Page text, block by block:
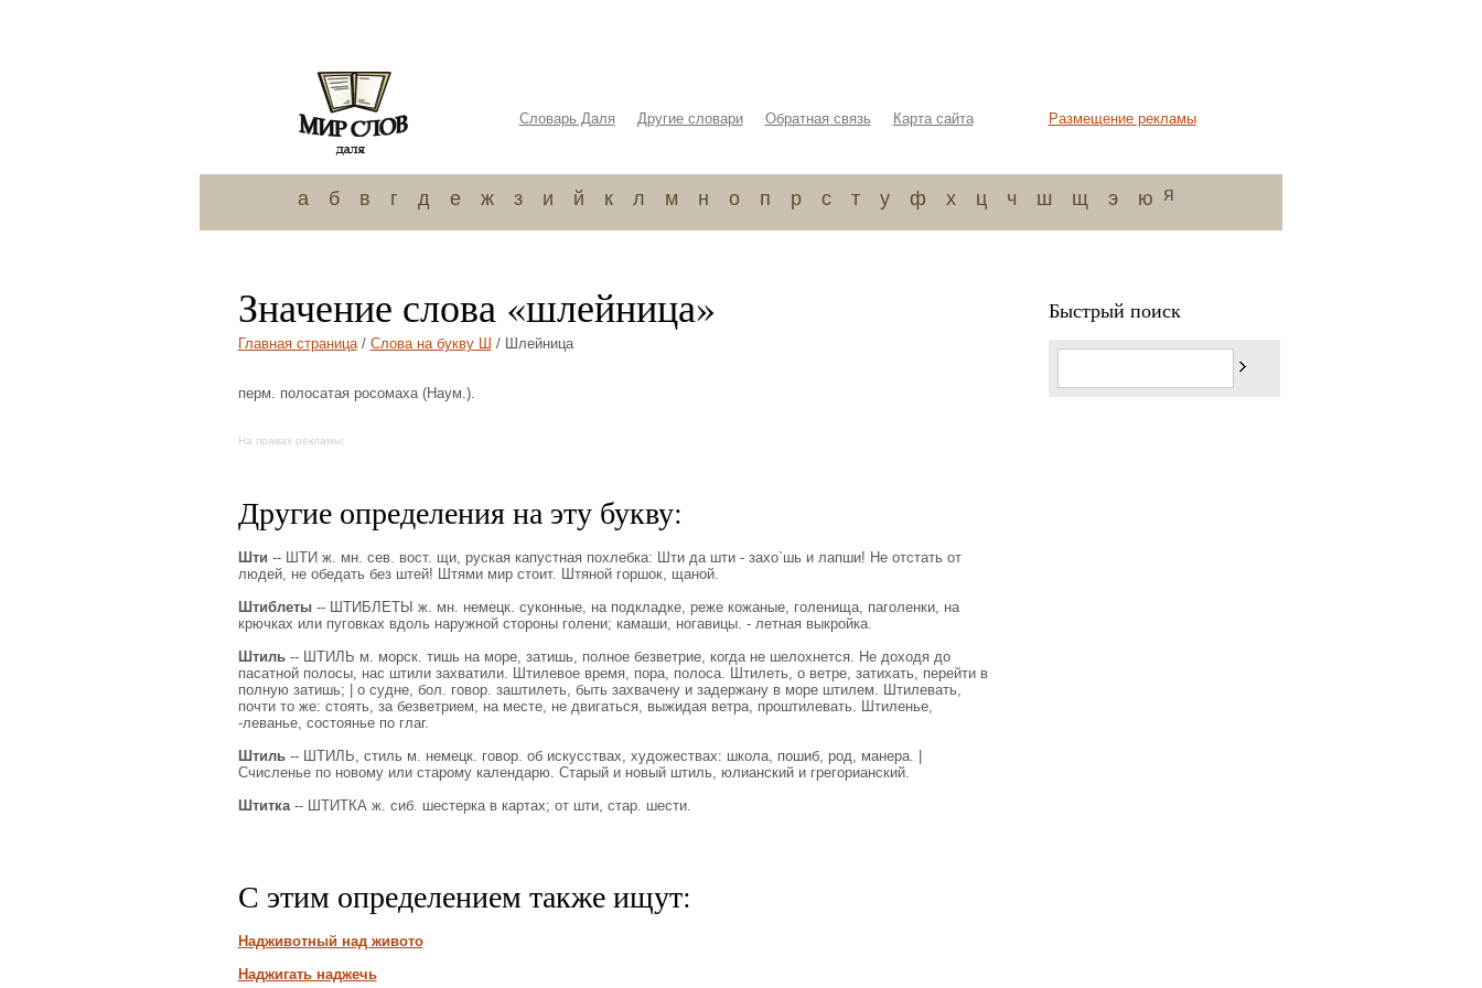
Словарь Даля Другие словари Обратная связь Карта сайта Размещение рекламы
а б в г д е ж з и й к л м н о п р с т у ф х ц ч ш щ э ю я
Значение слова «шлейница»
Главная страница/ Слова на букву Ш / Шлейница
перм. полосатая росомаха (Наум.).
На правах рекламы:
Другие определения на эту букву:
Шти -- ШТИ ж. мн. сев. вост. щи, руская капустная похлебка: Шти да шти - захо`шь и лапши! Не отстать от
людей, не обедать без штей! Штями мир стоит. Штяной горшок, щаной.
Штиблеты-- ШТИБЛЕТЫ ж. мн. немецк. суконные, на подкладке, реже кожаные, голенища, паголенки, на
крючках или пуговках вдоль наружной стороны голени; камаши, ногавицы. - летная выкройка.
Штиль-- ШТИЛЬ м. морск. тишь на море, затишь, полное безветрие, когда не шелохнется. Не доходя до
пасатной полосы, нас штили захватили. Штилевое время, пора, полоса. Штилеть, о ветре, затихать, перейти в
полную затишь; | о судне, бол. говор. заштилеть, быть захвачену и задержану в море штилем. Штилевать,
почти то же: стоять, за безветрием, на месте, не двигаться, выжидая ветра, проштилевать. Штиленье,
-леванье, состоянье по глаг.
Штиль-- ШТИЛЬ, стиль м. немецк. говор. об искусствах, художествах: школа, пошиб, род, манера. |
Счисленье по новому или старому календарю. Старый и новый штиль, юлианский и грегорианский.
Штитка-- ШТИТКА ж. сиб. шестерка в картах; от шти, стар. шести.
С этим определением также ищут:
Надживотный над живото
Наджигать наджечь
Быстрый поиск